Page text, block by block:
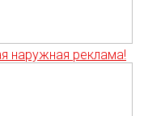
наружная реклама!